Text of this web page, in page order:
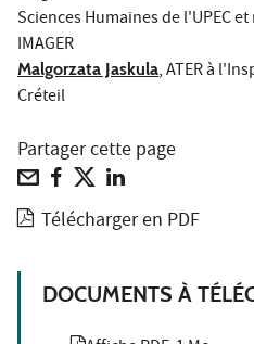
Sciences Humaines de l'UPEC
IMAGER
Malgorzata Jaskula, ATER à
Créteil
Partager cette page
Télécharger en PDF
DOCUMENTS À